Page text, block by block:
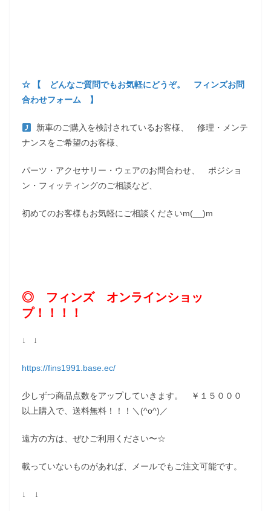
☆ 【 どんなご質問でもお気軽にどうぞ。 フィンズお問
合わせフォーム 】
新車のご購入を検討されているお客様、 修理・メンテ
ナンスをご希望のお客様、
パーツ・アクセサリー・ウェアのお問合わせ、 ポジショ
ン・フィッティングのご相談など、
初めてのお客様もお気軽にご相談くださいm(__)m
◎ フィンズ オンラインショッ
プ！！！！
↓ ↓
https://fins1991.base.ec/
少しずつ商品点数をアップしていきます。 ￥１５０００
以上購入で、送料無料！！！＼(^o^)／
遠方の方は、ぜひご利用ください〜☆
載っていないものがあれば、メールでもご注文可能です。
↓ ↓